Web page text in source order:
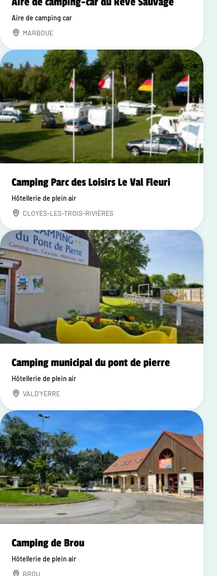
Aire de camping car
MARBOUE
Camping Parc des Loisirs Le Val Fleuri
Hôtellerie de plein air
CLOYES-LES-TROIS-RIVIÈRES
Camping municipal du pont de pierre
Hôtellerie de plein air
VALD'YERRE
Camping de Brou
Hôtellerie de plein air
BROU